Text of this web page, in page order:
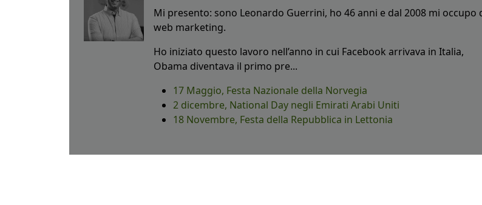
Mi presento: sono Leonardo Guerrini, ho 46 anni e dal 2008 mi occupo
web marketing.
Ho iniziato questo lavoro nell’anno in cui Facebook arrivava in Italia,
Obama diventava il primo pre...
17 Maggio, Festa Nazionale della Norvegia
2 dicembre, National Day negli Emirati Arabi Uniti
18 Novembre, Festa della Repubblica in Lettonia